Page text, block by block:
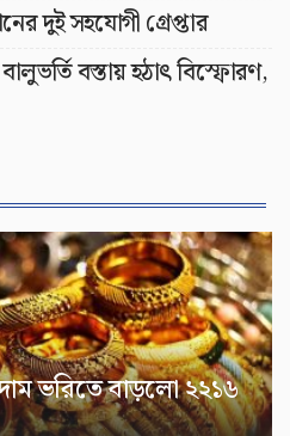
দুই সহযোগী গ্রেপ্তার
বস্তায় হঠাৎ বিস্ফোরণ,
ভরিতে বাড়লো ২২১৬